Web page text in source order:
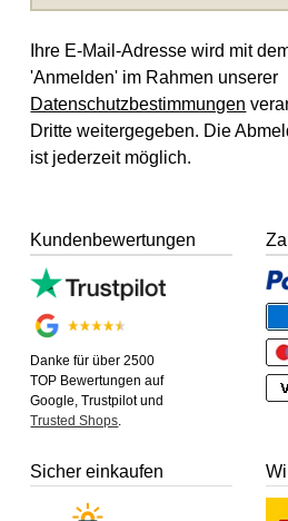
Ihre E-Mail-Adresse wird mit
'Anmelden' im Rahmen unserer
Datenschutzbestimmungen
Dritte weitergegeben. Die
ist jederzeit möglich.
Kundenbewertungen
Danke für über 2500
TOP Bewertungen auf
Google, Trustpilot und
Trusted Shops
Sicher einkaufen